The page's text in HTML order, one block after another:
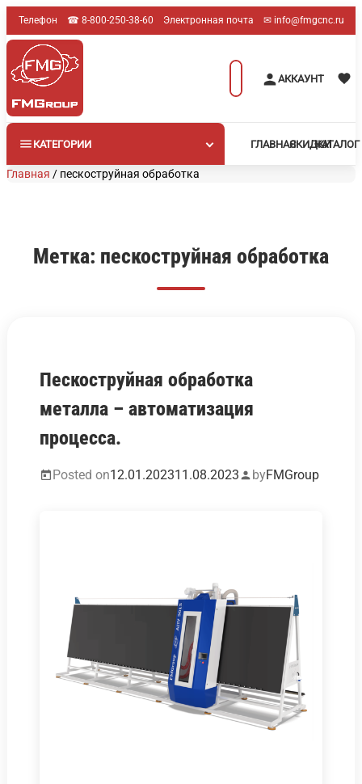
Перейти
к
содержимому
Телефон ☎︎ 8-800-250-38-60 Электронная почта ✉︎ info@fmgcnc.ru
Поиск
товаров
АККАУНТ
КАТЕГОРИИ ГЛАВНАЯ КАТАЛОГ
СКИДКИ
Главная / пескоструйная обработка
Метка: пескоструйная обработка
Пескоструйная обработка
металла – автоматизация
процесса.
Posted on12.01.202311.08.2023 byFMGroup